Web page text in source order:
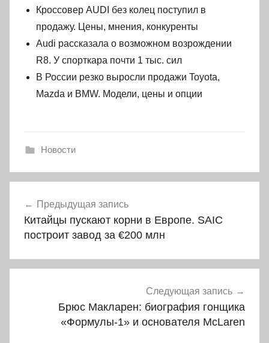
Кроссовер AUDI без колец поступил в
продажу. Цены, мнения, конкуренты
Audi рассказала о возможном возрождении
R8. У спорткара почти 1 тыс. сил
В России резко выросли продажи Toyota,
Mazda и BMW. Модели, цены и опции
Новости
по
записям
Предыдущая запись
Китайцы пускают корни в Европе. SAIC
построит завод за €200 млн
Следующая запись
Брюс Макларен: биография гонщика
«Формулы-1» и основателя McLaren